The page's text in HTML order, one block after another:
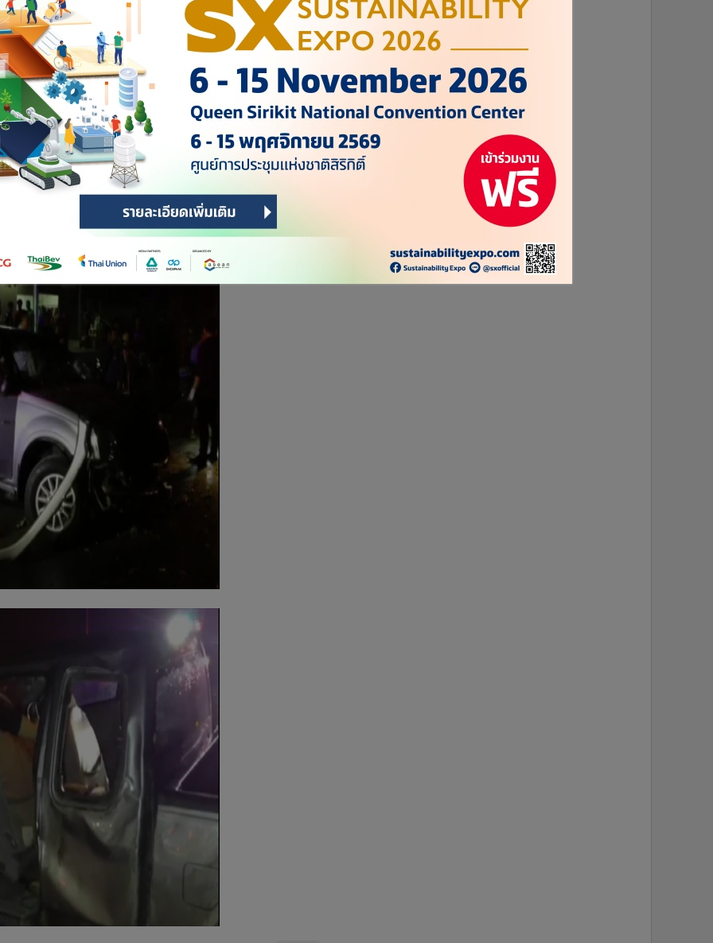
ธรเมืองจันทบุรี พร้อมด้วยเจ้าหน้าที่อาสาหน่วยกู้ภัยสมาคมสว่าง
ถึงพบรถยนต์กระบะอีซูซุ สีบรอนซ์ หมายเลขทะเบียน บบ 1499
างมีร่องรอยการเฉี่ยวชน ภายในรถพบผู้เสียชีวิตเป็นชาย 1
ายุ 35 ปี ส่วนขับทราบชื่อคือ นายลัทธพล แซ่เหลา อายุ 20 ปี
เล็กน้อย และผู้ได้รับบาดเจ็บอีก 1 คน ที่นั่งมากับรถยนต์กระบะ
ที่ 2 ตำบลทุ่งขนาน อำเภอสอยดาว จังหวัดจันทบุรี ได้รับบาด
ล่าวว่า ตนเอง และเพื่อนรวม 3 คน ได้ชวนกันออกไปขับ
เพื่อมุ่งหน้าจะกลับบ้านที่อำเภอมะขาม มาถึงจุดเกิดเหตุได้มี
ห้รถเกิดเสียหลักพุ่งไปชนกับต้นไม้ข้างทางอย่างจัง ทำให้เพื่อน